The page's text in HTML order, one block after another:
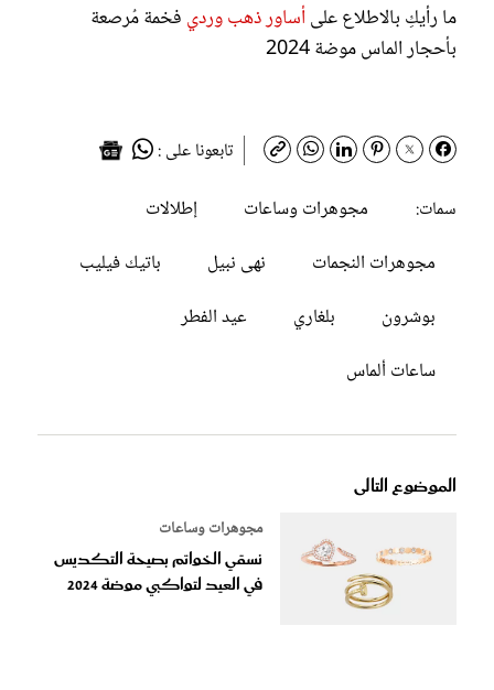
ما رأيكِ بالاطلاع علىأساور ذهب وردي فخمة مُرصعة
بأحجار الماس موضة 2024
تابعونا على :
سمات:
مجوهرات وساعات
إطلالات
مجوهرات النجمات
نهى نبيل
باتيك فيليب
بوشرون
بلغاري
عيد الفطر
ساعات ألماس
الموضوع التالى
مجوهرات وساعات
نسقي الخواتم بصيحة التكديس
في العيد لتواكبي موضة 2024